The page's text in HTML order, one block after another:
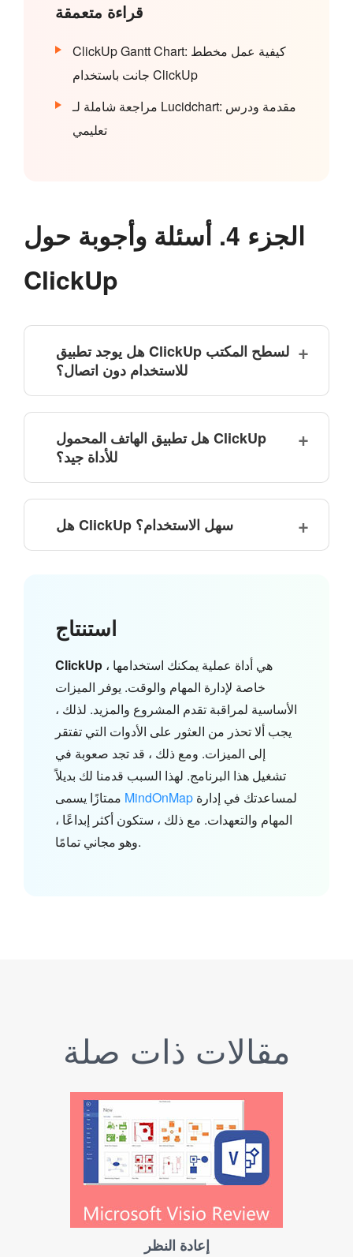
قراءة متعمقة
ClickUp Gantt Chart: كيفية عمل مخطط
جانت باستخدام ClickUp
مراجعة شاملة لـ Lucidchart: مقدمة ودرس
تعليمي
الجزء 4. أسئلة وأجوبة حول
ClickUp
هل يوجد تطبيق ClickUp لسطح المكتب
للاستخدام دون اتصال؟
هل تطبيق الهاتف المحمول ClickUp
للأداة جيد؟
هل ClickUp سهل الاستخدام؟
استنتاج
ClickUp
خاصة لإدارة المهام والوقت. يوفر الميزات
الأساسية لمراقبة تقدم المشروع والمزيد. لذلك ،
يجب ألا تحذر من العثور على الأدوات التي تفتقر
إلى الميزات. ومع ذلك ، قد تجد صعوبة في
تشغيل هذا البرنامج. لهذا السبب قدمنا لك بديلاً
MindOnMap
المهام والتعهدات. مع ذلك ، ستكون أكثر إبداعًا ،
وهو مجاني تمامًا.
مقالات ذات صلة
إعادة النظر